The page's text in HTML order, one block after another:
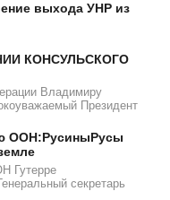
выхода УНР из
КОНСУЛЬСКОГО
Владимиру
Президент
ООН:РусиныРусы
Гутерре
секретарь